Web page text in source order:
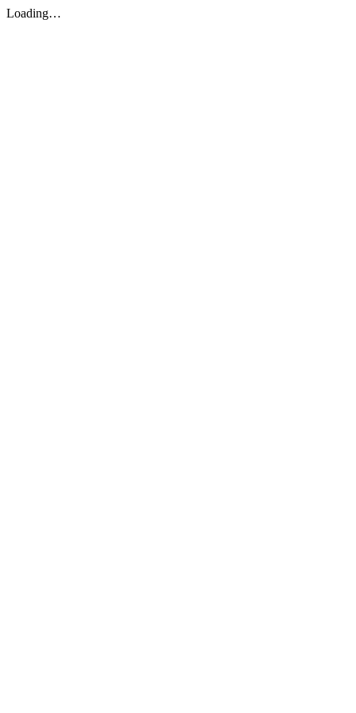
Loading…